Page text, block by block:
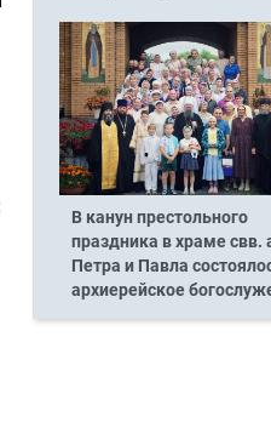
В канун престольного
праздника в храме свв.
Петра и Павла
архиерейское